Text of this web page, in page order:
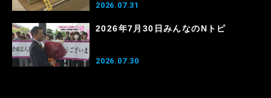
2026.07.31
2026年7月30日みんなのNトピ
2026.07.30